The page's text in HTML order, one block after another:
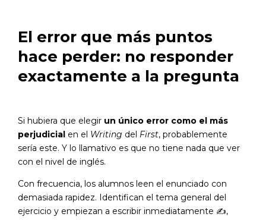
El error que más puntos
hace perder: no responder
exactamente a la pregunta
Si hubiera que elegir un único error como el más
perjudicial en el Writing del First, probablemente
sería este. Y lo llamativo es que no tiene nada que ver
con el nivel de inglés.
Con frecuencia, los alumnos leen el enunciado con
demasiada rapidez. Identifican el tema general del
ejercicio y empiezan a escribir inmediatamente ✍️,